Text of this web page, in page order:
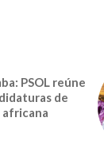
PSOL reúne
de